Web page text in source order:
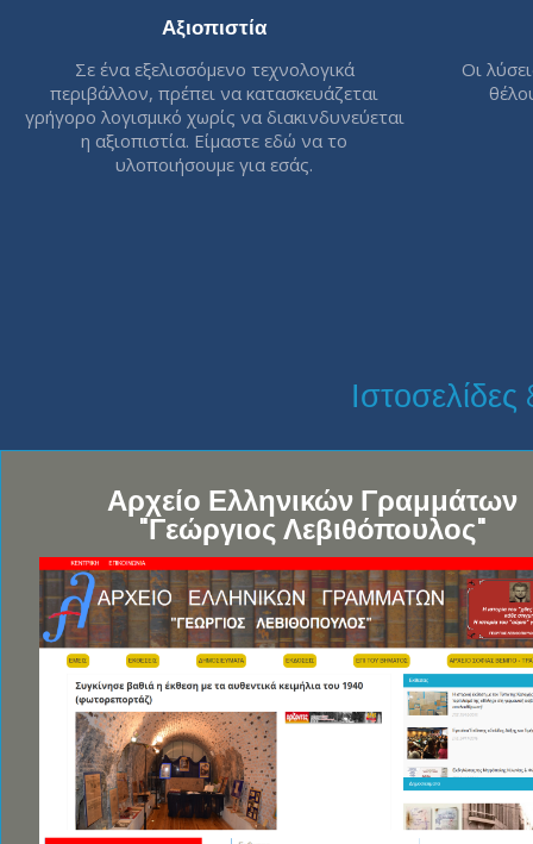
Αξιοπιστία
Σε ένα εξελισσόμενο τεχνολογικά
περιβάλλον, πρέπει να κατασκευάζεται
γρήγορο λογισμικό χωρίς να διακινδυνεύεται
η αξιοπιστία. Είμαστε εδώ να το
υλοποιήσουμε για εσάς.
Οι
Αρχείο Ελληνικών Γραμμάτων
"Γεώργιος Λεβιθόπουλος"